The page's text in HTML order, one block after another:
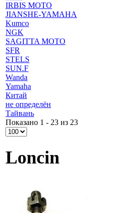
IRBIS MOTO
JIANSHE-YAMAHA
Kumco
NGK
SAGITTA MOTO
SFR
STELS
SUN.F
Wanda
Yamaha
Китай
не определён
Тайвань
Показано 1 - 23 из 23
Loncin